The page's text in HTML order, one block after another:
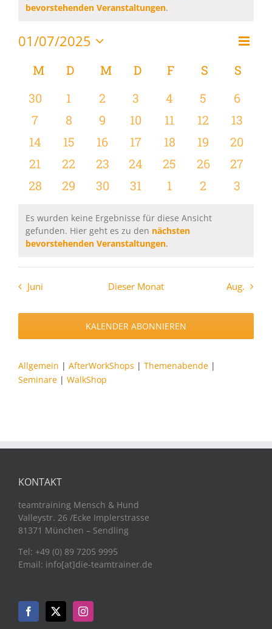
bevorstehenden Veranstaltungen.
Monat
01/07/2025
wählen.
Kalender
von
Veranstaltungen
MMONTAG
D DIENSTAG
MMITTWOCH
D DONNERSTAG
F FREITAG
S SAMSTAG
S
0
Veranstaltungen
30
0
Veranstaltungen
1
0
Veranstaltungen
2
0
Veranstaltungen
3
0
Veranstaltungen
4
0
5
0
6
0
Veranstaltungen
7
0
Veranstaltungen
8
0
Veranstaltungen
9
0
Veranstaltungen
10
0
Veranstaltungen
11
0
12
0
13
0
Veranstaltungen
14
0
Veranstaltungen
15
0
Veranstaltungen
16
0
Veranstaltungen
17
0
Veranstaltungen
18
0
19
0
20
0
Veranstaltungen
21
0
Veranstaltungen
22
0
Veranstaltungen
23
0
Veranstaltungen
24
0
Veranstaltungen
25
0
26
0
27
0
28
0
29
0
30
0
31
0
1
0
2
0
3
Hinweis
Es wurden keine Ergebnisse für diese Ansicht
gefunden. Hier geht es zu den nächsten
bevorstehenden Veranstaltungen.
Juni Dieser Monat Aug.
KALENDER ABONNIEREN
Allgemein | AfterWorkShops | Themenabende |
Seminare | WalkShop
KONTAKT
teamtraining Mensch & Hund
Valleystr. 26 /Ecke Implerstrasse
81371 München – Sendling
Tel: +49 (0) 89 7205 9995
Email: info[at]die-teamtrainer.de